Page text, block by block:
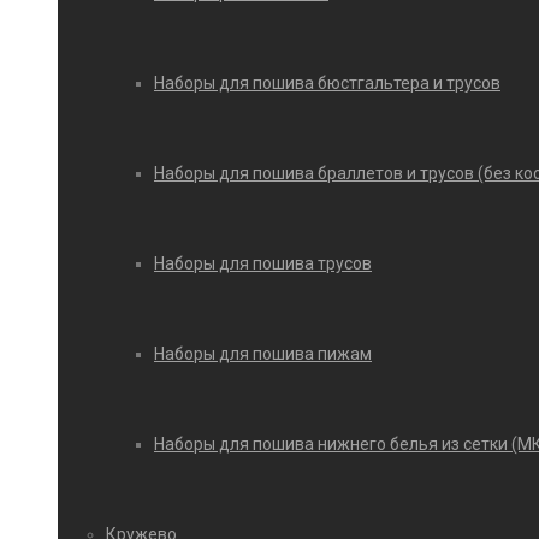
Наборы для пошива бюстгальтера и трусов
Наборы для пошива браллетов и трусов (без
Наборы для пошива трусов
Наборы для пошива пижам
Наборы для пошива нижнего белья из сетки
Кружево